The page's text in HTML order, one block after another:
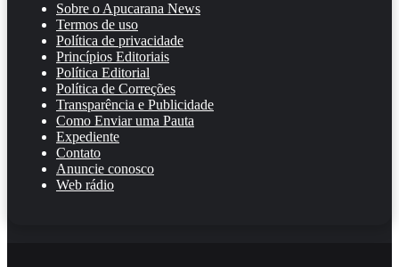
Sobre o Apucarana News
Termos de uso
Política de privacidade
Princípios Editoriais
Política Editorial
Política de Correções
Transparência e Publicidade
Como Enviar uma Pauta
Expediente
Contato
Anuncie conosco
Web rádio